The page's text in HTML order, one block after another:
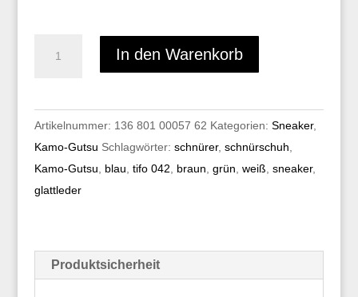
042
Menge
In den Warenkorb
Artikelnummer: 136 801 00057 62 Kategorien: Sneaker,
Kamo-Gutsu Schlagwörter: schnürer, schnürschuh
Kamo-Gutsu
blau tifo 042 braun grün weiß sneaker,
glattleder
Produktsicherheit